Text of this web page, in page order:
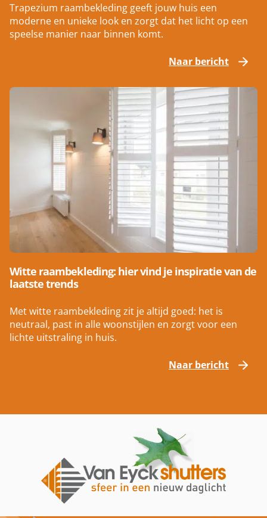
Trapezium raambekleding geeft jouw huis een
moderne en unieke look en zorgt dat het licht op een
speelse manier naar binnen komt.
Naar bericht
Witte raambekleding: hier vind je inspiratie van de
laatste trends
Met witte raambekleding zit je altijd goed: het is
neutraal, past in alle woonstijlen en zorgt voor een
lichte uitstraling in huis.
Naar bericht